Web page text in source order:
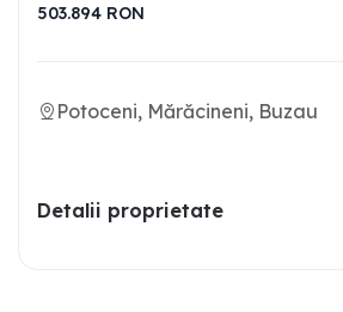
503.894 RON
Potoceni, Mărăcineni, Buzau
Detalii proprietate